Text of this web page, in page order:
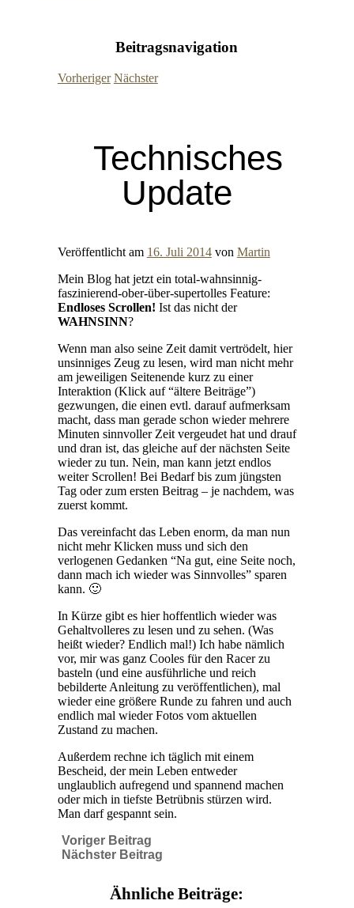
Beitragsnavigation
Vorheriger Nächster
Technisches
Update
Veröffentlicht am 16. Juli 2014 von Martin
Mein Blog hat jetzt ein total-wahnsinnig-
faszinierend-ober-über-supertolles Feature:
Endloses Scrollen! Ist das nicht der
WAHNSINN?
Wenn man also seine Zeit damit vertrödelt, hier
unsinniges Zeug zu lesen, wird man nicht mehr
am jeweiligen Seitenende kurz zu einer
Interaktion (Klick auf “ältere Beiträge”)
gezwungen, die einen evtl. darauf aufmerksam
macht, dass man gerade schon wieder mehrere
Minuten sinnvoller Zeit vergeudet hat und drauf
und dran ist, das gleiche auf der nächsten Seite
wieder zu tun. Nein, man kann jetzt endlos
weiter Scrollen! Bei Bedarf bis zum jüngsten
Tag oder zum ersten Beitrag – je nachdem, was
zuerst kommt.
Das vereinfacht das Leben enorm, da man nun
nicht mehr Klicken muss und sich den
verlogenen Gedanken “Na gut, eine Seite noch,
dann mach ich wieder was Sinnvolles” sparen
kann. 🙂
In Kürze gibt es hier hoffentlich wieder was
Gehaltvolleres zu lesen und zu sehen. (Was
heißt wieder? Endlich mal!) Ich habe nämlich
vor, mir was ganz Cooles für den Racer zu
basteln (und eine ausführliche und reich
bebilderte Anleitung zu veröffentlichen), mal
wieder eine größere Runde zu fahren und auch
endlich mal wieder Fotos vom aktuellen
Zustand zu machen.
Außerdem rechne ich täglich mit einem
Bescheid, der mein Leben entweder
unglaublich aufregend und spannend machen
oder mich in tiefste Betrübnis stürzen wird.
Man darf gespannt sein.
Voriger Beitrag
Nächster Beitrag
Ähnliche Beiträge: